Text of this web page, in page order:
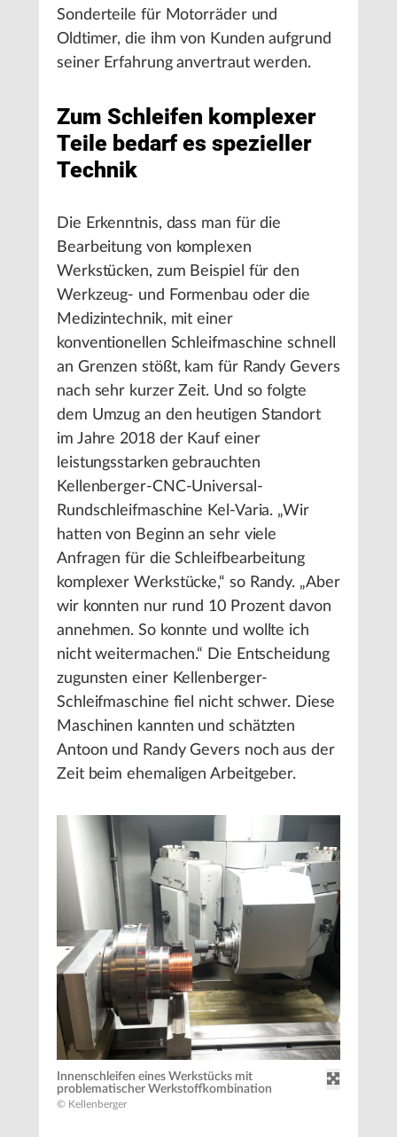
Sonderteile für Motorräder und
Oldtimer, die ihm von Kunden aufgrund
seiner Erfahrung anvertraut werden.
Zum Schleifen komplexer
Teile bedarf es spezieller
Technik
Die Erkenntnis, dass man für die
Bearbeitung von komplexen
Werkstücken, zum Beispiel für den
Werkzeug- und Formenbau oder die
Medizintechnik, mit einer
konventionellen Schleifmaschine schnell
an Grenzen stößt, kam für Randy Gevers
nach sehr kurzer Zeit. Und so folgte
dem Umzug an den heutigen Standort
im Jahre 2018 der Kauf einer
leistungsstarken gebrauchten
Kellenberger-CNC-Universal-
Rundschleifmaschine Kel-Varia. „Wir
hatten von Beginn an sehr viele
Anfragen für die Schleifbearbeitung
komplexer Werkstücke,“ so Randy. „Aber
wir konnten nur rund 10 Prozent davon
annehmen. So konnte und wollte ich
nicht weitermachen.“ Die Entscheidung
zugunsten einer Kellenberger-
Schleifmaschine fiel nicht schwer. Diese
Maschinen kannten und schätzten
Antoon und Randy Gevers noch aus der
Zeit beim ehemaligen Arbeitgeber.
Innenschleifen eines Werkstücks mit
problematischer Werkstoffkombination
© Kellenberger